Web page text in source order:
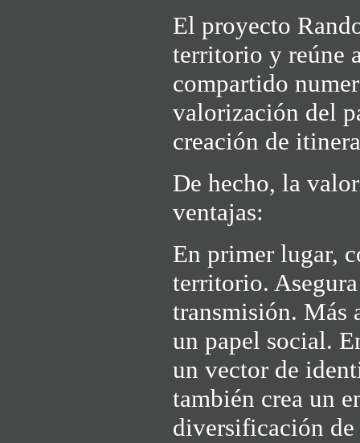
El proyecto
territorio y reúne
compartido
valorización del
creación de
De hecho, la
ventajas:
En primer lugar,
territorio.
transmisión. Más
un papel social.
un vector de
también crea un
diversificación